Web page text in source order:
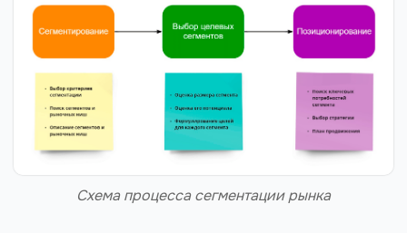
Схема процесса сегментации рынка